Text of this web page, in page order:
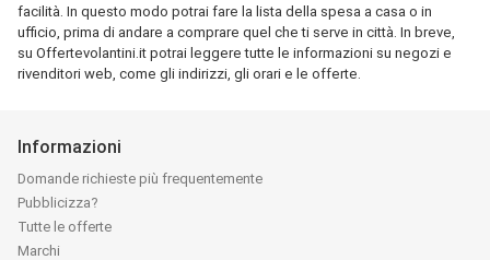
facilità. In questo modo potrai fare la lista della spesa a casa o in
ufficio, prima di andare a comprare quel che ti serve in città. In breve,
su Offertevolantini.it potrai leggere tutte le informazioni su negozi e
rivenditori web, come gli indirizzi, gli orari e le offerte.
Informazioni
Domande richieste più frequentemente
Pubblicizza?
Tutte le offerte
Marchi